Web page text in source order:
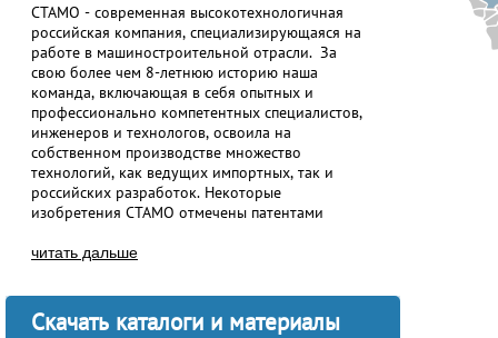
СТАМО - современная высокотехнологичная
российская компания, специализирующаяся на
работе в машиностроительной отрасли. За
свою более чем 8-летнюю историю наша
команда, включающая в себя опытных и
профессионально компетентных специалистов,
инженеров и технологов, освоила на
собственном производстве множество
технологий, как ведущих импортных, так и
российских разработок. Некоторые
изобретения СТАМО отмечены патентами
читать дальше
Скачать каталоги и материалы